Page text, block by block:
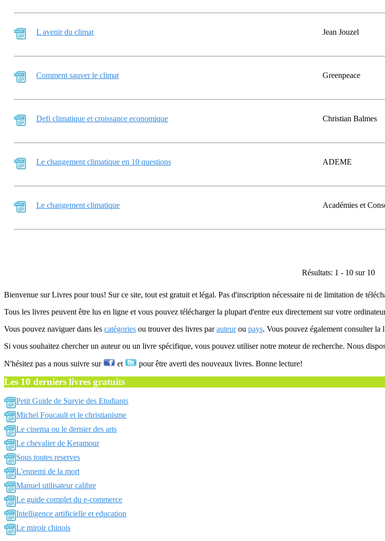
L avenir du climat Jean Jouzel
Comment sauver le climat Greenpeace
Defi climatique et croissance economique Christian Balmes
Le changement climatique en 10 questions ADEME
Le changement climatique Académies et
Résultats: 1 - 10 sur 10
Bienvenue sur Livres pour tous! Sur ce site, tout est gratuit et légal. Pas d'inscription nécessaire ni de limitation de
Tous les livres peuvent être lus en ligne et vous pouvez télécharger la plupart d'entre eux directement sur votre
Vous pouvez naviguer dans les catégories ou trouver des livres parauteurou pays. Vous pouvez également consulter la
Si vous souhaitez chercher un auteur ou un livre spécifique, vous pouvez utiliser notre moteur de recherche. Nous
N'hésitez pas a nous suivre sur et pour être averti des nouveaux livres. Bonne lecture!
Les 10 derniers livres gratuits
Petit Guide de Survie des Etudiants
Michel Foucault et le christianisme
Le cinema ou le dernier des arts
Le chevalier de Keramour
Sous toutes reserves
L'ennemi de la mort
Manuel utilisateur calibre
Le guide complet du e-commerce
Intelligence artificielle et education
Le miroir chinois